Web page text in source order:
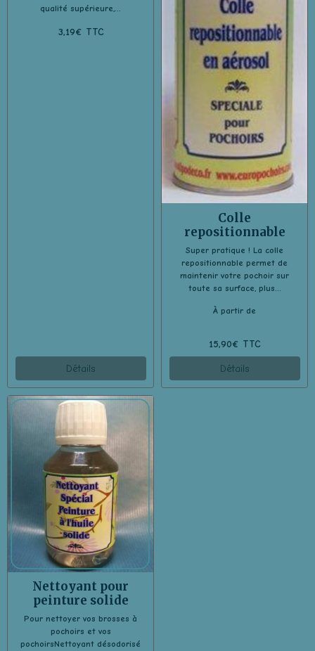
qualité supérieure,...
3,19€ TTC
Détails
Colle
repositionnable
Super pratique ! La colle
repositionnable permet de
maintenir votre pochoir sur
toute sa surface, plus...
À partir de
15,90€ TTC
Détails
Nettoyant pour
peinture solide
Pour nettoyer vos brosses à
pochoirs et vos
pochoirsNettoyant désodorisé